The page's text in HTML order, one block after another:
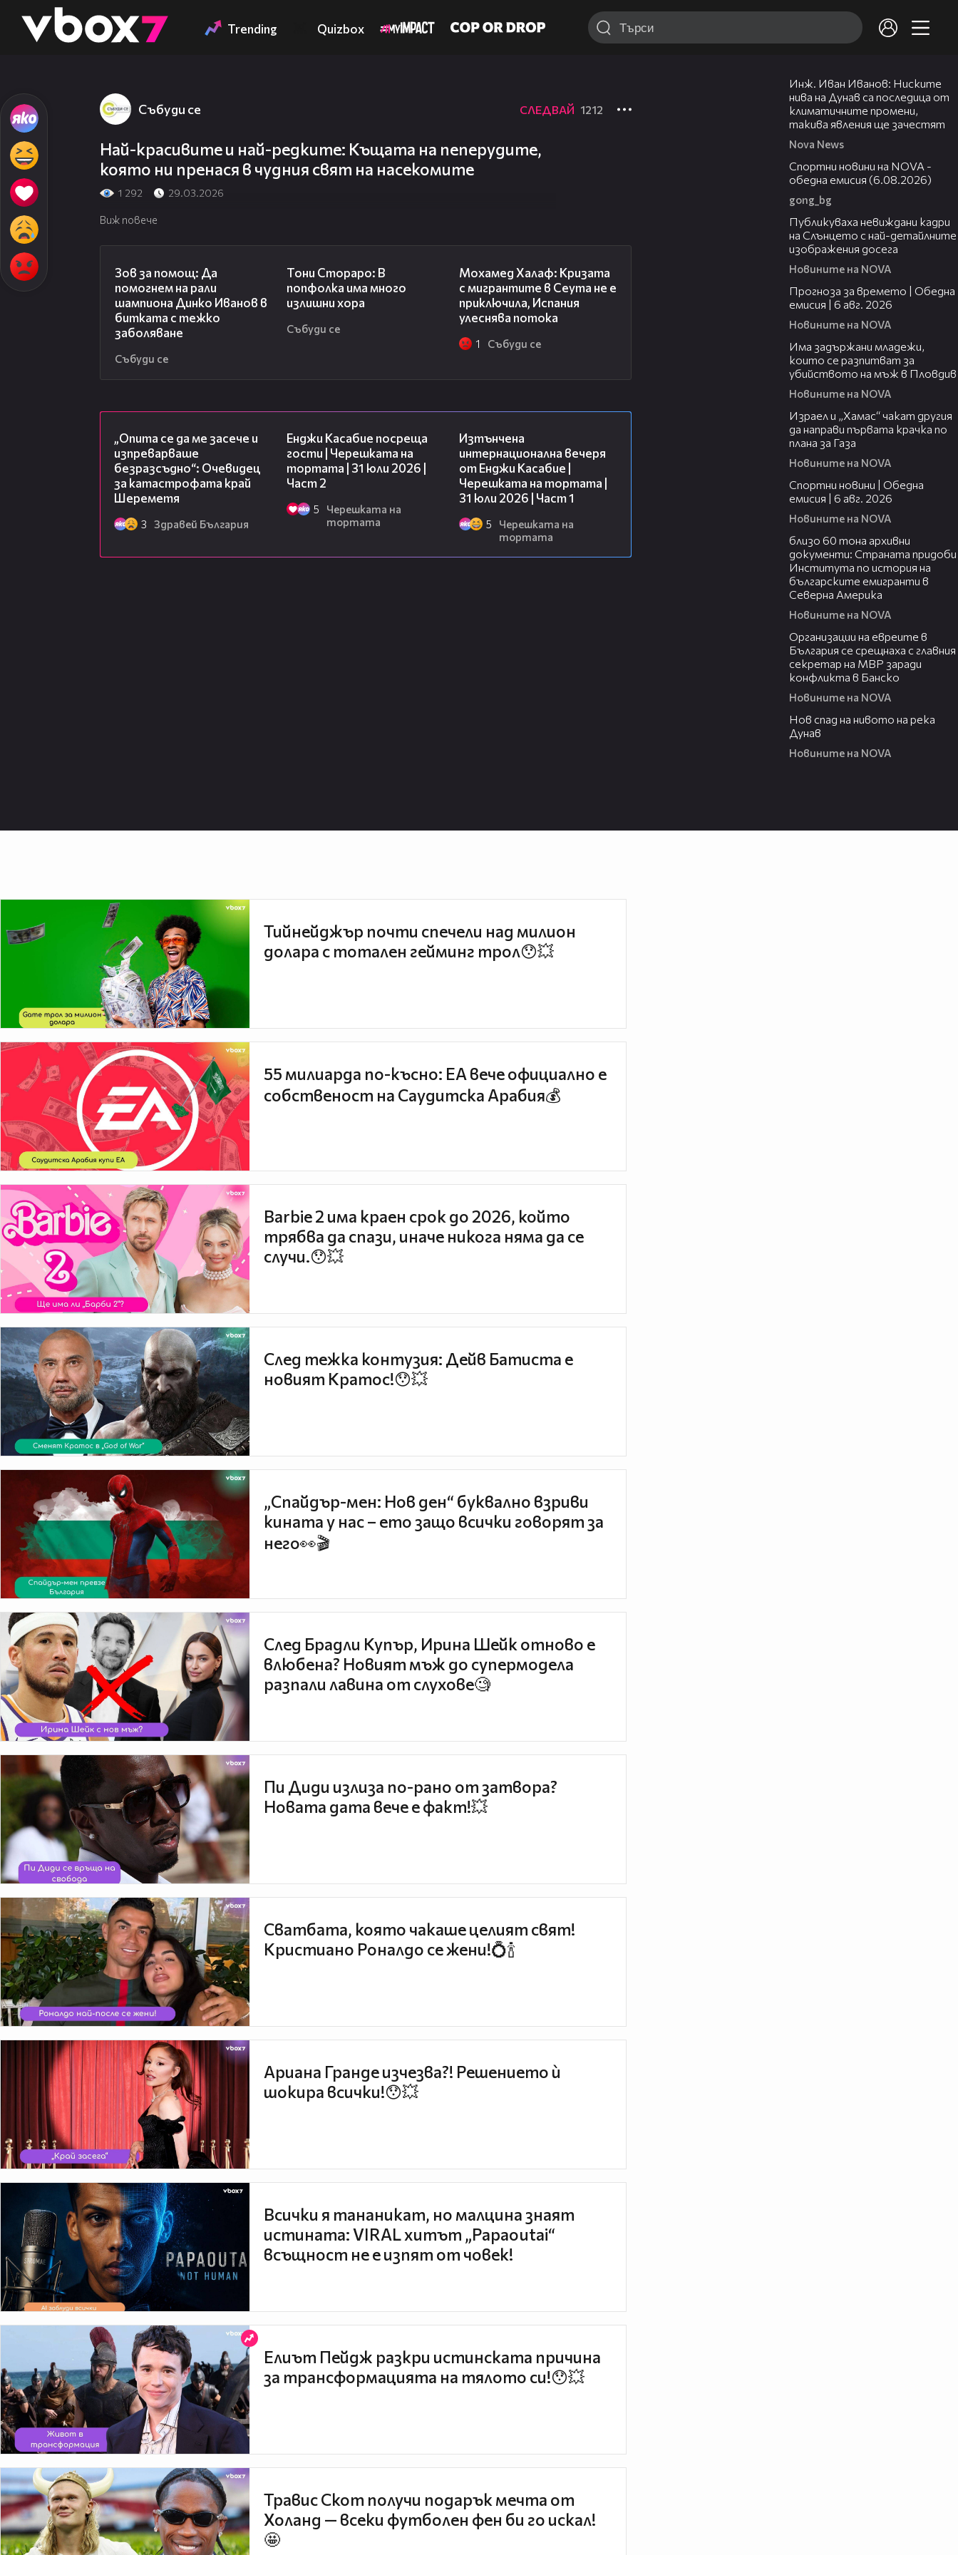
👾 Trending Quizbox
Събуди се СЛЕДВАЙ 1212
Най-красивите и най-редките: Къщата на пеперудите,
която ни пренася в чудния свят на насекомите
1 292 29.03.2026
Виж повече
Зов за помощ: Да
помогнем на рали
шампиона Динко Иванов в
битката с тежко
заболяване
Събуди се
Тони Стораро: В
попфолка има много
излишни хора
Събуди се
Мохамед Халаф: Кризата
с мигрантите в Сеута не е
приключила, Испания
улеснява потока
1 Събуди се
„Опита се да ме засече и
изпреварваше
безразсъдно“: Очевидец
за катастрофата край
Шереметя
3 Здравей България
Енджи Касабие посреща
гости | Черешката на
тортата | 31 юли 2026 |
Част 2
5
Черешката на
тортата
Изтънчена
интернационална вечеря
от Енджи Касабие |
Черешката на тортата |
31 юли 2026 | Част 1
5
Черешката на
тортата
Инж. Иван Иванов: Ниските
нива на Дунав са последица от
климатичните промени,
такива явления ще зачестят
Nova News
Спортни новини на NOVA -
обедна емисия (6.08.2026)
gong_bg
Публикуваха невиждани кадри
на Слънцето с най-детайлните
изображения досега
Новините на NOVA
Прогноза за времето | Обедна
емисия | 6 авг. 2026
Новините на NOVA
Има задържани младежи,
които се разпитват за
убийството на мъж в Пловдив
Новините на NOVA
Израел и „Хамас“ чакат другия
да направи първата крачка по
плана за Газа
Новините на NOVA
Спортни новини | Обедна
емисия | 6 aвг. 2026
Новините на NOVA
близо 60 тона архивни
документи: Страната придоби
Института по история на
българските емигранти в
Северна Америка
Новините на NOVA
Организации на евреите в
България се срещнаха с главния
секретар на МВР заради
конфликта в Банско
Новините на NOVA
Нов спад на нивото на река
Дунав
Новините на NOVA
Тийнейджър почти спечели над милион
долара с тотален гейминг трол😯💥
55 милиарда по-късно: EA вече официално е
собственост на Саудитска Арабия💰
Barbie 2 има краен срок до 2026, който
трябва да спази, иначе никога няма да се
случи.😯💥
След тежка контузия: Дейв Батиста е
новият Кратос!😯💥
„Спайдър-мен: Нов ден“ буквално взриви
кината у нас – ето защо всички говорят за
него👀🎬
След Брадли Купър, Ирина Шейк отново е
влюбена? Новият мъж до супермодела
разпали лавина от слухове🧐
Пи Диди излиза по-рано от затвора?
Новата дата вече е факт!💥
Сватбата, която чакаше целият свят!
Кристиано Роналдо се жени!💍🍾
Ариана Гранде изчезва?! Решението ѝ
шокира всички!😯💥
Всички я тананикат, но малцина знаят
истината: VIRAL хитът „Papaoutai“
всъщност не е изпят от човек!
Елиът Пейдж разкри истинската причина
за трансформацията на тялото си!😯💥
Травис Скот получи подарък мечта от
Холанд — всеки футболен фен би го искал!
🤩